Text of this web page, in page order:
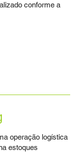
conforme a
operação logística
estoques